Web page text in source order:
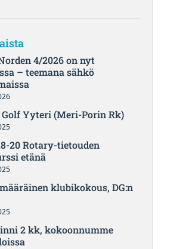
4/2026 on nyt
– teemana sähkö
Golf Yyteri (Meri-Porin Rk)
20 Rotary-tietouden
etänä
klubikokous, DG:n
2 kk, kokoonnumme